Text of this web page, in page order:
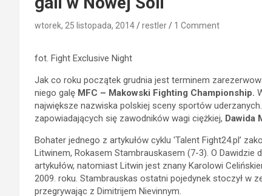
wtorek, 25 listopada, 2014 restler 1 Comment
fot. Fight Exclusive Night
Jak co roku początek grudnia jest terminem
niego galę MFC – Makowski Fighting Championship.
największe nazwiska polskiej sceny sportów
zapowiadających się zawodników wagi ciężkiej, Dawida
Bohater jednego z artykułów cyklu 'Talent Fight24.pl’
Litwinem, Rokasem Stambrauskasem (7-3). O
artykułów, natomiast Litwin jest znany Karolowi
2009. roku. Stambrauskas ostatni pojedynek stoczył w
przegrywając z Dimitrijem Nievinnym.